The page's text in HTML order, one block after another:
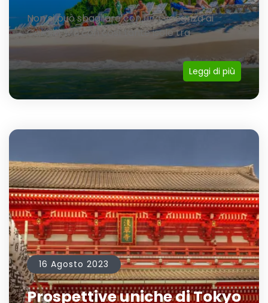
Non si può sbagliare con una vacanza ai
Caraibi. Ma con così tante isole tra
Leggi di più
16 Agosto 2023
Prospettive uniche di Tokyo